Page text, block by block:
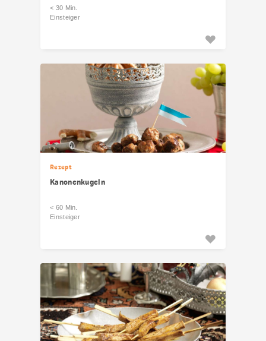
< 30 Min.
Einsteiger
Rezept
Kanonenkugeln
< 60 Min.
Einsteiger